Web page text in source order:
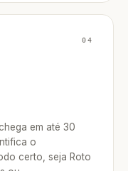
04
em até 30
o
certo, seja Roto